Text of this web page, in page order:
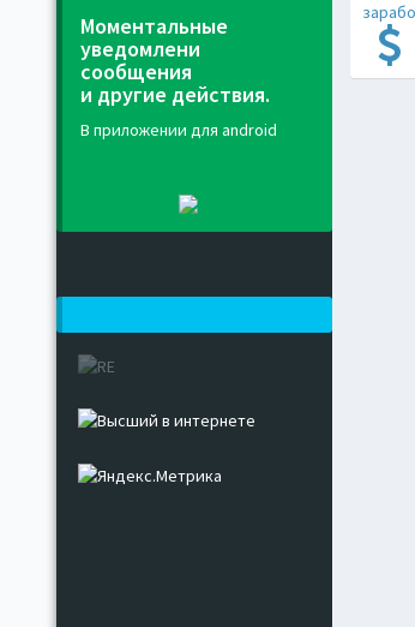
Моментальные
уведомлени
сообщения
и другие действия.
В приложении для android